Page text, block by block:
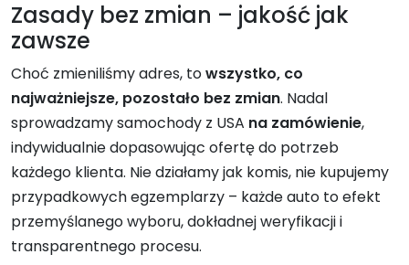
Zasady bez zmian – jakość jak
zawsze
Choć zmieniliśmy adres, towszystko, co
najważniejsze, pozostało bez zmian. Nadal
sprowadzamy samochody z USA na zamówienie,
indywidualnie dopasowując ofertę do potrzeb
każdego klienta. Nie działamy jak komis, nie kupujemy
przypadkowych egzemplarzy – każde auto to efekt
przemyślanego wyboru, dokładnej weryfikacji i
transparentnego procesu.